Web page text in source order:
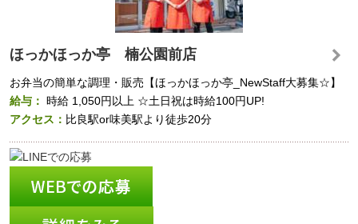
ほっかほっか亭 楠公園前店
お弁当の簡単な調理・販売【ほっかほっか亭_NewStaff大募集☆】
給与： 時給 1,050円以上 ☆土日祝は時給100円UP!
アクセス： 比良駅or味美駅より徒歩20分